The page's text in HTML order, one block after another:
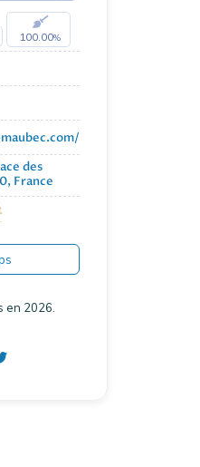
100.00
des
France
en 2026